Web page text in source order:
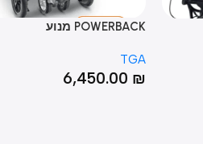
POWERBACK מנוע
TGA
6,450.00